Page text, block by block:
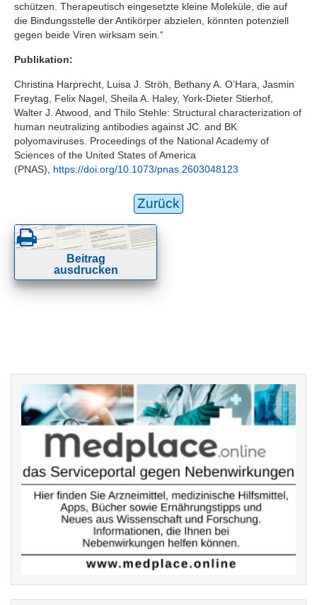
schützen. Therapeutisch eingesetzte kleine Moleküle, die auf
die Bindungsstelle der Antikörper abzielen, könnten potenziell
gegen beide Viren wirksam sein.“
Publikation:
Christina Harprecht, Luisa J. Ströh, Bethany A. O’Hara, Jasmin
Freytag, Felix Nagel, Sheila A. Haley, York-Dieter Stierhof,
Walter J. Atwood, and Thilo Stehle: Structural characterization of
human neutralizing antibodies against JC. and BK
polyomaviruses. Proceedings of the National Academy of
Sciences of the United States of America
(PNAS), https://doi.org/10.1073/pnas.2603048123
Zurück
Beitrag
ausdrucken